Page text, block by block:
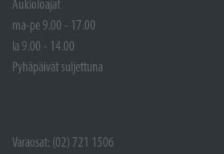
Aukioloajat
ma-pe 9.00 - 17.00
la 9.00 - 14.00
Pyhäpäivät suljettuna
Varaosat: (02) 721 1506